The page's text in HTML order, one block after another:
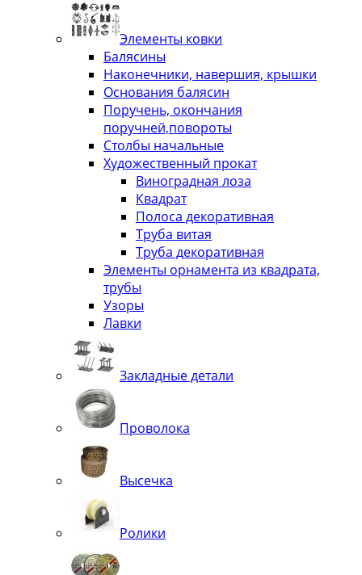
Элементы ковки
Балясины
Наконечники, навершия, крышки
Основания балясин
Поручень, окончания
поручней,повороты
Столбы начальные
Художественный прокат
Виноградная лоза
Квадрат
Полоса декоративная
Труба витая
Труба декоративная
Элементы орнамента из квадрата,
трубы
Узоры
Лавки
Закладные детали
Проволока
Высечка
Ролики